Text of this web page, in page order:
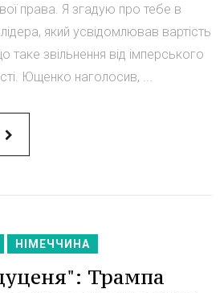
права. Я згадую про тебе в
який усвідомлював вартість
таке звільнення від імперського
Ющенко наголосив, ...
НІМЕЧЧИНА
Трампа